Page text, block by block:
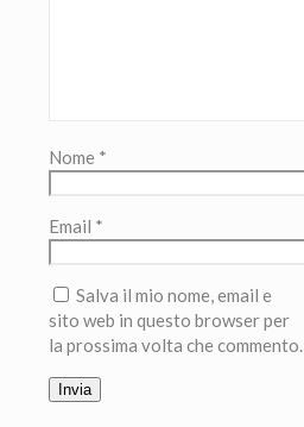
Nome *
Email *
Salva il mio nome, email e
sito web in questo browser per
la prossima volta che commento.